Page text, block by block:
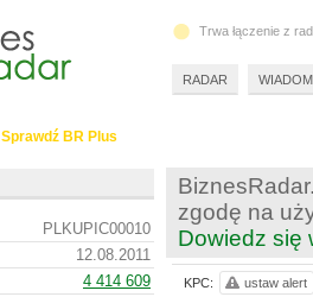
zgodę na
Dowiedz się
KPC: ustaw alert
Sprawdź BR Plus
PLKUPIC00010
12.08.2011
4 414 609
Trwa łączenie z
RADAR